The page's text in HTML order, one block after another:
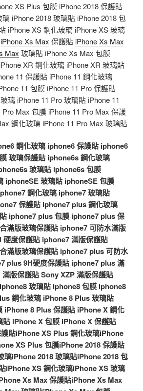
XS Plus 包膜 iPhone 2018 保護貼
iPhone 2018 玻璃貼 iPhone 2018 包
iPhone XS 鋼化玻璃 iPhone XS 玻璃
iPhone Xs Max 保護貼iPhone Xs Max
Max 玻璃貼 iPhone Xs Max 包膜
XR 鋼化玻璃 iPhone XR 玻璃貼
11 保護貼 iPhone 11 鋼化玻璃
11 包膜 iPhone 11 Pro 保護貼
璃 iPhone 11 Pro 玻璃貼 iPhone 11
Pro Max 包膜 iPhone 11 Pro Max 保護
鋼化玻璃 iPhone 11 Pro Max 玻璃貼
鋼化玻璃 iphone6 保護貼 iphone6
玻璃保護貼 iphone6s 鋼化玻璃
玻璃貼 iphone6s 包膜
iphoneSE 玻璃貼 iphoneSE 包膜
鋼化玻璃 iphone7 玻璃貼
保護貼 iphone7 plus 鋼化玻璃
iphone7 plus 包膜 iphone7 plus 保
滿版玻璃保護貼 iphone7 可防水滿版
硬度保護貼 iphone7 滿版保護貼
滿版玻璃保護貼 iphone7 plus 可防水
plus 9H硬度保護貼 iphone7 plus 滿
滿版保護貼Sony XZP 滿版保護貼
iphone8 玻璃貼 iphone8 包膜 iphone8
鋼化玻璃 iPhone 8 Plus 玻璃貼
iPhone 8 Plus 保護貼 iPhone X 鋼化
貼 iPhone X 包膜 iPhone X 保護貼
貼iPhone XS Plus 鋼化玻璃iPhone
XS Plus 包膜iPhone 2018 保護貼
璃iPhone 2018 玻璃貼iPhone 2018 包
iPhone XS 鋼化玻璃iPhone XS 玻璃
Xs Max 保護貼iPhone Xs Max